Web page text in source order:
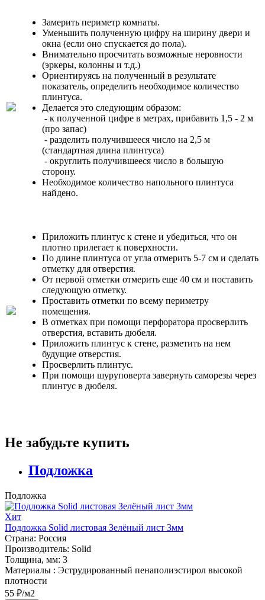
Замерить периметр комнаты.
Уменьшить полученную цифру на ширину двери и
окна (если оно спускается до пола).
Внимательно просчитать возможные неровности
(эркеры, колонны и т.д.)
Ориентируясь на полученный в результате
показатель, определить необходимое количество
плинтуса.
Делается это следующим образом:
- к полученной цифре в метрах, прибавить 1,5 - 2 м
(про запас)
- разделить получившееся число на 2,5 м
(стандартная длина плинтуса)
- округлить получившееся число в большую
сторону.
Необходимое количество напольного плинтуса
найдено.
Приложить плинтус к стене и убедиться, что он
плотно прилегает к поверхности.
По длине плинтуса от угла отмерить 5-7 см и сделать
отметку для отверстия.
От первой отметки отмерить еще 40 см и поставить
следующую отметку.
Проставить отметки по всему периметру
помещения.
В отметках при помощи перфоратора просверлить
отверстия, вставить дюбеля.
Приложить плинтус к стене, разметить на нем
будущие отверстия.
Просверлить плинтус.
При помощи шуруповерта завернуть саморезы через
плинтус в дюбеля.
Не забудьте купить
Подложка
Подложка
Хит
Подложка Solid листовая Зелёный лист 3мм
Страна: Россия
Производитель: Solid
Толщина, мм: 3
Материалы : Эструдированный пенаполиэстирол высокой
плотности
55 ₽/м2